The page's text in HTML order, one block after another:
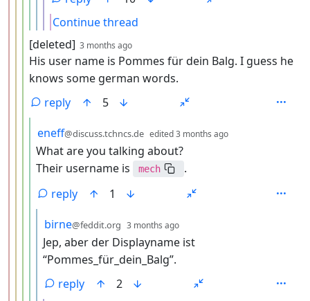
Continue thread
by
[deleted] 3 months ago
His user name is Pommes für dein Balg. I guess he
knows some german words.
reply
5
by
eneff@discuss.tchncs.de edited3 months ago
What are you talking about?
Their username is
mech
.
reply
1
by
birne@feddit.org 3 months ago
Jep, aber der Displayname ist
“Pommes_für_dein_Balg”.
reply
2